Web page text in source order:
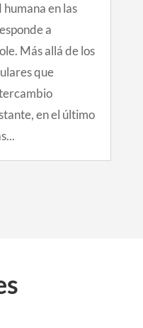
en las
a
Más allá de los
que
en el último